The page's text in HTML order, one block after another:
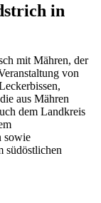
in
mit Mähren, der
von
aus Mähren
dem Landkreis
sowie
südöstlichen